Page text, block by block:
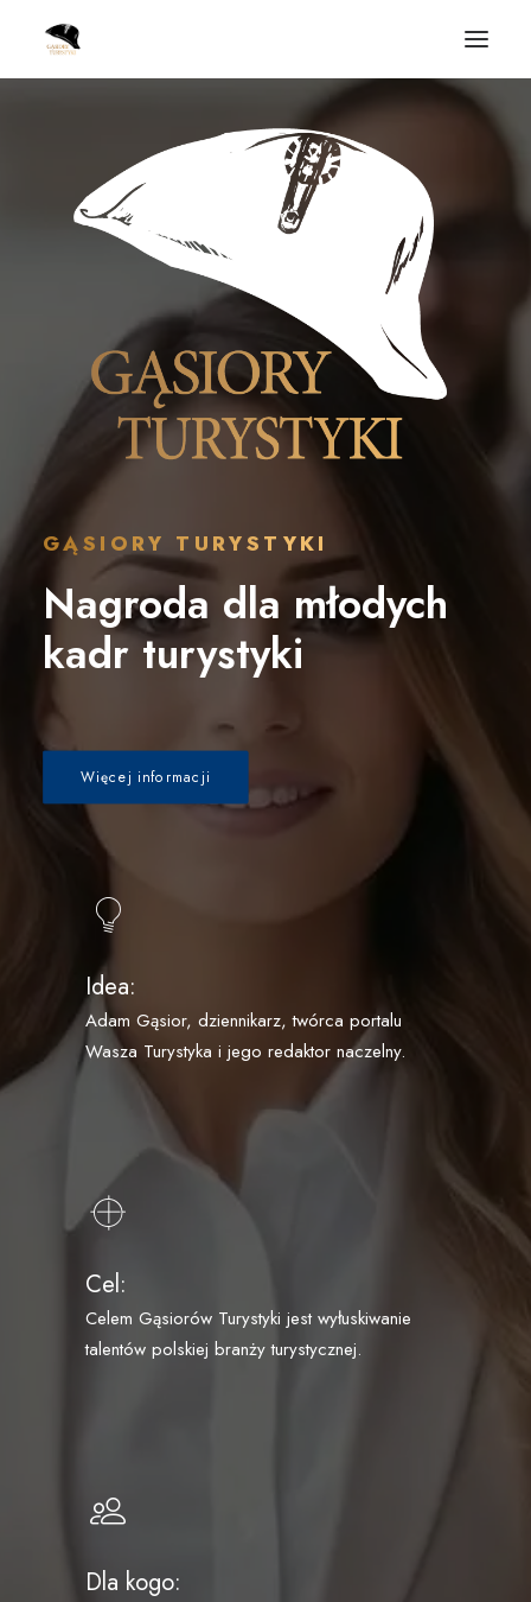
Laureaci
GĄSIORY TURYSTYKI
Nagroda dla młodych
kadr turystyki
Więcej informacji
Idea:
Adam Gąsior, dziennikarz, twórca portalu
Wasza Turystyka i jego redaktor naczelny.
Cel:
Celem Gąsiorów Turystyki jest wyłuskiwanie
talentów polskiej branży turystycznej.
Dla kogo: